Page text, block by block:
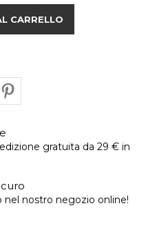
CARRELLO
gratuita da 29 € in
nostro negozio online!